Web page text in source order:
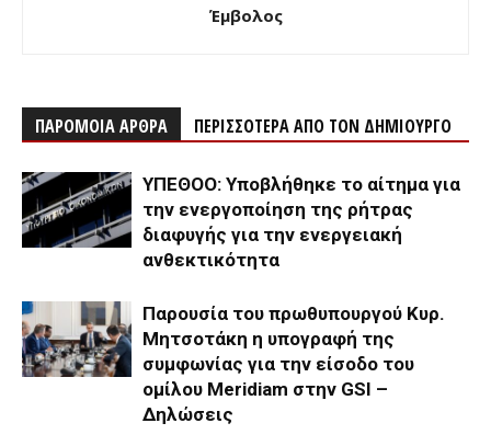
Έμβολος
ΠΑΡΟΜΟΙΑ ΑΡΘΡΑ ΠΕΡΙΣΣΟΤΕΡΑ ΑΠΟ ΤΟΝ ΔΗΜΙΟΥΡΓΟ
ΥΠΕΘΟΟ: Υποβλήθηκε το αίτημα για
την ενεργοποίηση της ρήτρας
διαφυγής για την ενεργειακή
ανθεκτικότητα
Παρουσία του πρωθυπουργού Κυρ.
Μητσοτάκη η υπογραφή της
συμφωνίας για την είσοδο του
ομίλου Meridiam στην GSI –
Δηλώσεις